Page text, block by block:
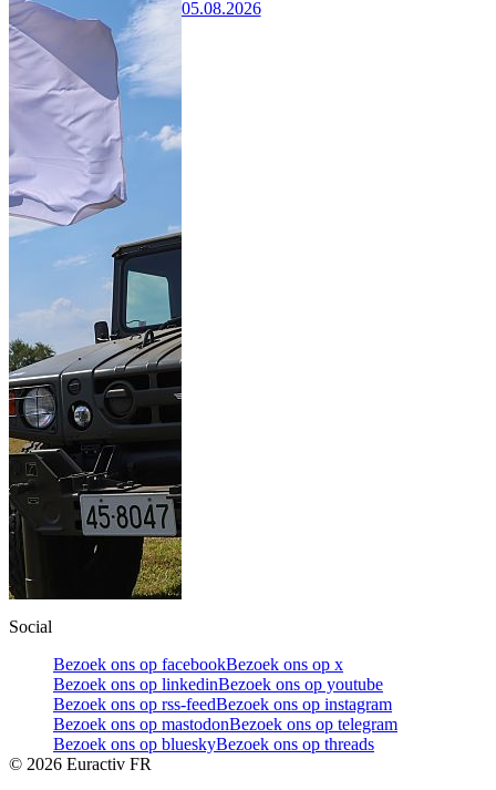
05.08.2026
Social
Bezoek ons op facebookBezoek ons op x
Bezoek ons op linkedinBezoek ons op youtube
Bezoek ons op rss-feedBezoek ons op instagram
Bezoek ons op mastodonBezoek ons op telegram
Bezoek ons op blueskyBezoek ons op threads
© 2026 Euractiv FR